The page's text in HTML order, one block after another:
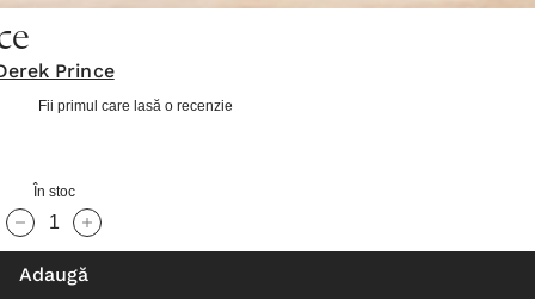
Prince
Fii primul care lasă o recenzie
În stoc
Adaugă